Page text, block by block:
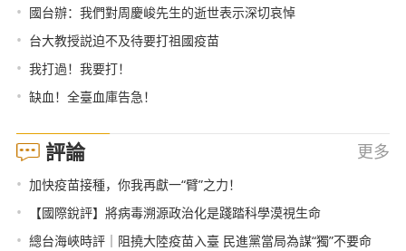
• 國台辦：我們對周慶峻先生的逝世表示深切哀悼
• 台大教授説迫不及待要打祖國疫苗
• 我打過！我要打！
• 缺血！全臺血庫告急！
評論 更多
• 加快疫苗接種，你我再獻一“臂”之力！
• 【國際銳評】將病毒溯源政治化是踐踏科學漠視生命
• 總台海峽時評｜阻撓大陸疫苗入臺 民進黨當局為謀“獨”不要命